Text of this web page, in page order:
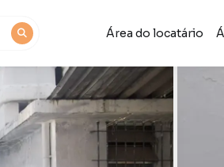
Área do locatário